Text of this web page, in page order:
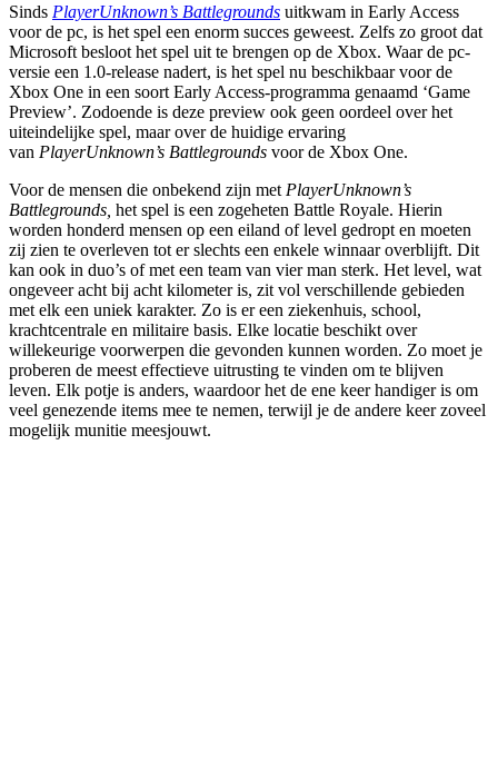
Sinds PlayerUnknown’s Battlegrounds uitkwam in Early Access
voor de pc, is het spel een enorm succes geweest. Zelfs zo groot dat
Microsoft besloot het spel uit te brengen op de Xbox. Waar de pc-
versie een 1.0-release nadert, is het spel nu beschikbaar voor de
Xbox One in een soort Early Access-programma genaamd ‘Game
Preview’. Zodoende is deze preview ook geen oordeel over het
uiteindelijke spel, maar over de huidige ervaring
van PlayerUnknown’s Battlegrounds voor de Xbox One.
Voor de mensen die onbekend zijn met PlayerUnknown’s
Battlegrounds, het spel is een zogeheten Battle Royale. Hierin
worden honderd mensen op een eiland of level gedropt en moeten
zij zien te overleven tot er slechts een enkele winnaar overblijft. Dit
kan ook in duo’s of met een team van vier man sterk. Het level, wat
ongeveer acht bij acht kilometer is, zit vol verschillende gebieden
met elk een uniek karakter. Zo is er een ziekenhuis, school,
krachtcentrale en militaire basis. Elke locatie beschikt over
willekeurige voorwerpen die gevonden kunnen worden. Zo moet je
proberen de meest effectieve uitrusting te vinden om te blijven
leven. Elk potje is anders, waardoor het de ene keer handiger is om
veel genezende items mee te nemen, terwijl je de andere keer zoveel
mogelijk munitie meesjouwt.